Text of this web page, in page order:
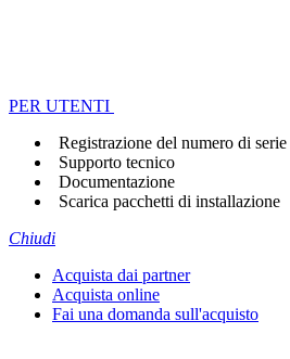
PER UTENTI
Registrazione del numero di serie
Supporto tecnico
Documentazione
Scarica pacchetti di installazione
Chiudi
Acquista dai partner
Acquista online
Fai una domanda sull'acquisto